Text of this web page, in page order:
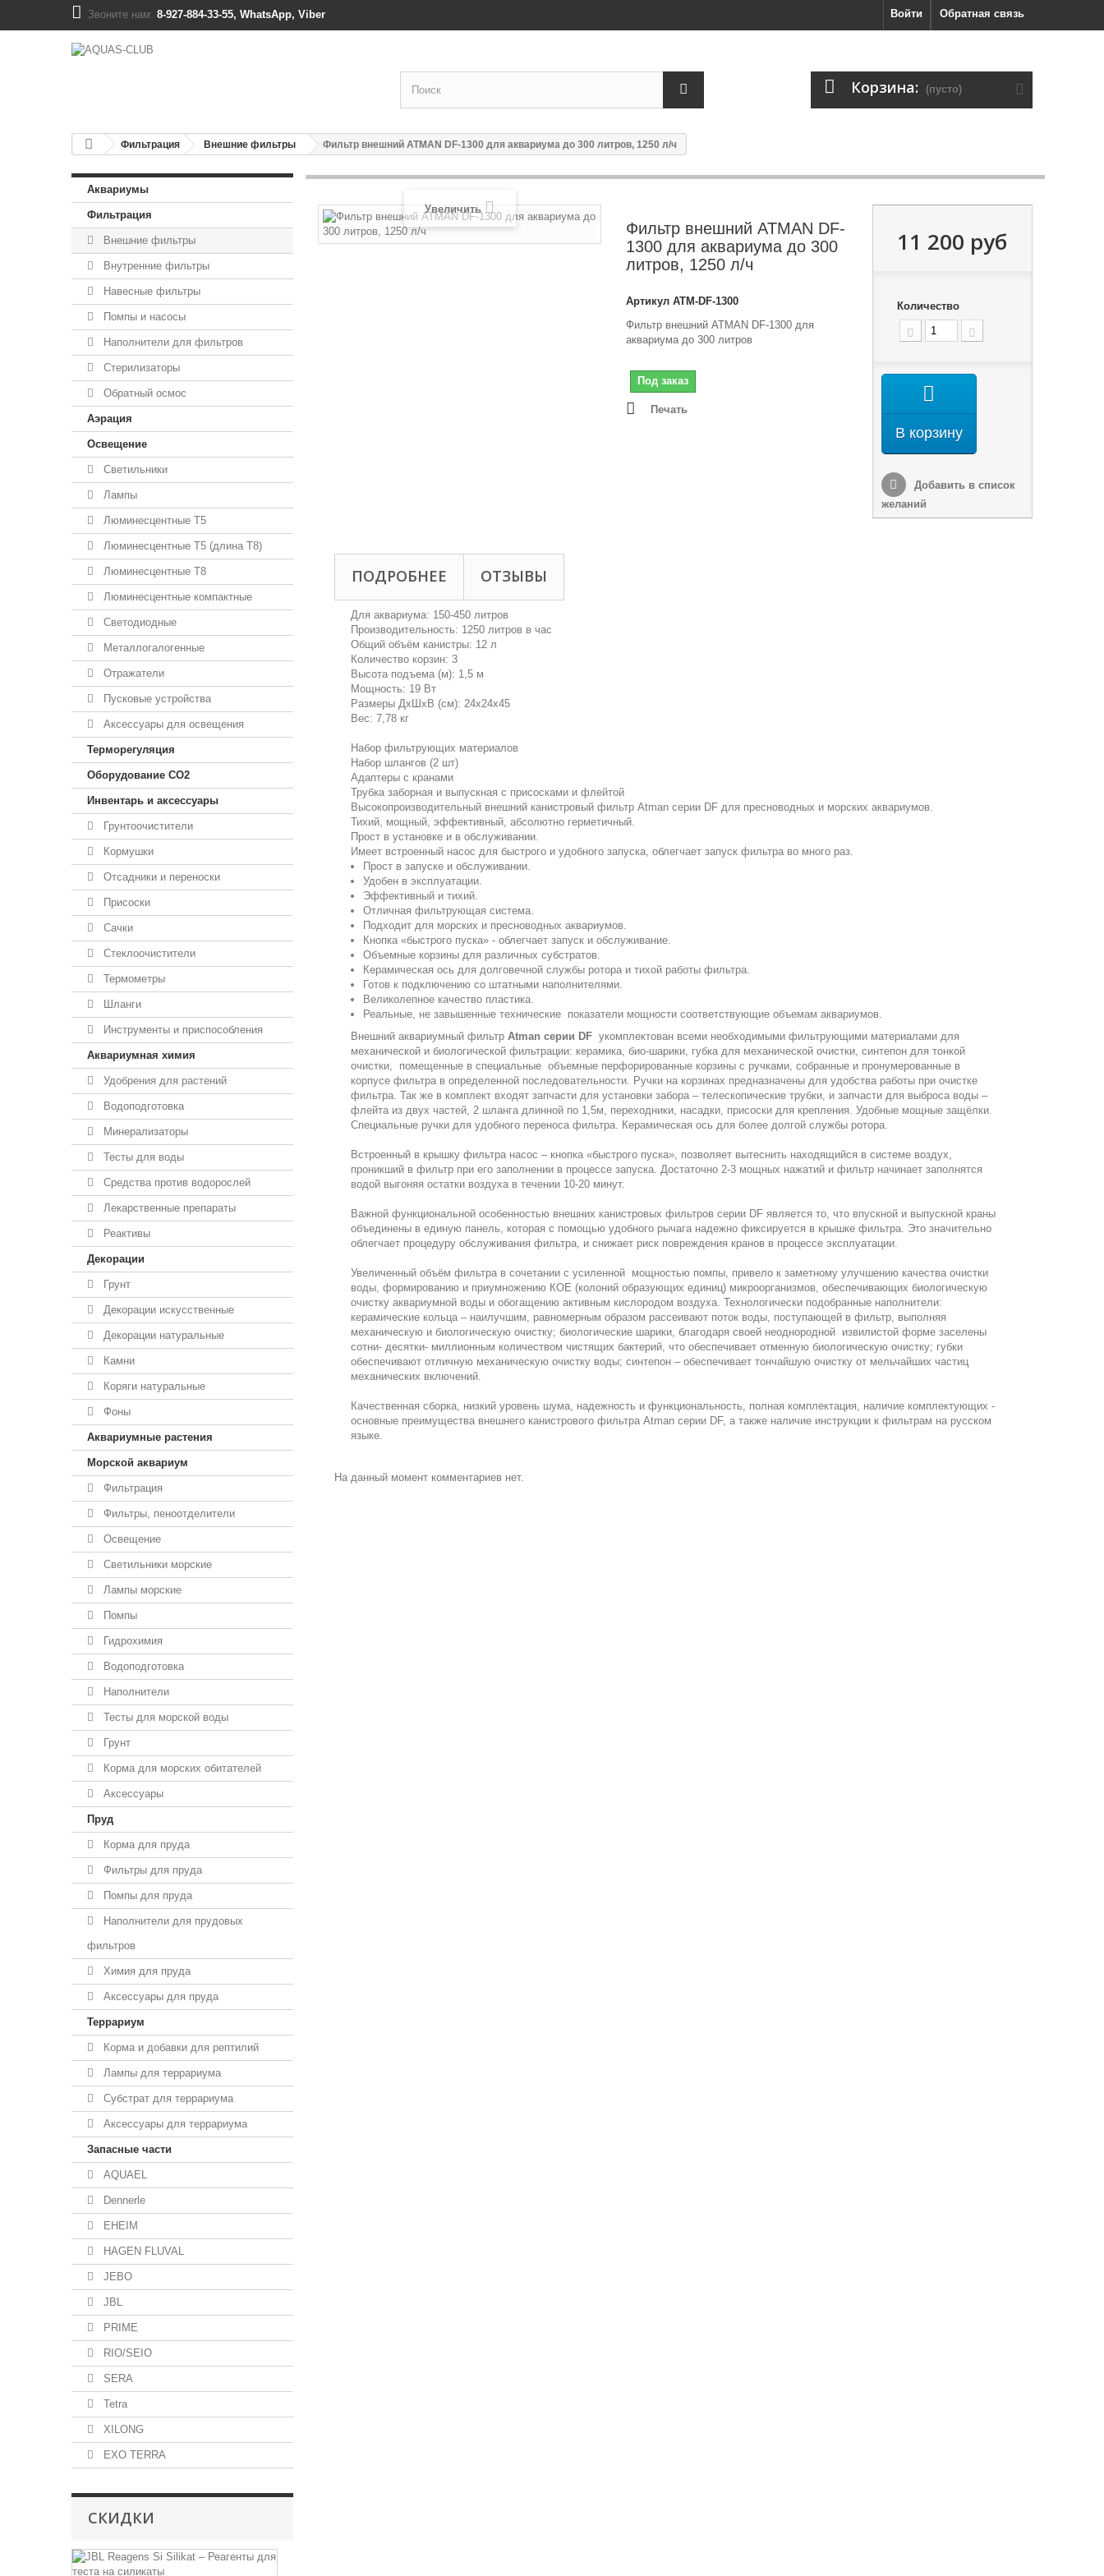
Обратная связь
Звоните нам: 8-927-884-33-55, WhatsApp, Viber Войти
Корзина: (пусто)
Фильтрация Внешние фильтры Фильтр внешний ATMAN DF-1300 для аквариума до 300 литров, 1250 л/ч
Аквариумы
Фильтрация
Внешние фильтры
Внутренние фильтры
Навесные фильтры
Помпы и насосы
Наполнители для фильтров
Стерилизаторы
Обратный осмос
Аэрация
Освещение
Светильники
Лампы
Люминесцентные T5
Люминесцентные T5 (длина T8)
Люминесцентные T8
Люминесцентные компактные
Светодиодные
Металлогалогенные
Отражатели
Пусковые устройства
Аксессуары для освещения
Терморегуляция
Оборудование CO2
Инвентарь и аксессуары
Грунтоочистители
Кормушки
Отсадники и переноски
Присоски
Сачки
Стеклоочистители
Термометры
Шланги
Инструменты и приспособления
Аквариумная химия
Удобрения для растений
Водоподготовка
Минерализаторы
Тесты для воды
Средства против водорослей
Лекарственные препараты
Реактивы
Декорации
Грунт
Декорации искусственные
Декорации натуральные
Камни
Коряги натуральные
Фоны
Аквариумные растения
Морской аквариум
Фильтрация
Фильтры, пеноотделители
Освещение
Светильники морские
Лампы морские
Помпы
Гидрохимия
Водоподготовка
Наполнители
Тесты для морской воды
Грунт
Корма для морских обитателей
Аксессуары
Пруд
Корма для пруда
Фильтры для пруда
Помпы для пруда
Наполнители для прудовых
фильтров
Химия для пруда
Аксессуары для пруда
Террариум
Корма и добавки для рептилий
Лампы для террариума
Субстрат для террариума
Аксессуары для террариума
Запасные части
AQUAEL
Dennerle
EHEIM
HAGEN FLUVAL
JEBO
JBL
PRIME
RIO/SEIO
SERA
Tetra
XILONG
EXO TERRA
СКИДКИ
Увеличить
Фильтр внешний ATMAN DF-
1300 для аквариума до 300
литров, 1250 л/ч
Артикул ATM-DF-1300
Фильтр внешний ATMAN DF-1300 для
аквариума до 300 литров
Под заказ
Печать
11 200 руб
Количество
В корзину
Добавить в список
желаний
ПОДРОБНЕЕ ОТЗЫВЫ
Для аквариума: 150-450 литров
Производительность: 1250 литров в час
Общий объём канистры: 12 л
Количество корзин: 3
Высота подъема (м): 1,5 м
Мощность: 19 Вт
Размеры ДxШxВ (см): 24x24x45
Вес: 7,78 кг
Набор фильтрующих материалов
Набор шлангов (2 шт)
Адаптеры с кранами
Трубка заборная и выпускная с присосками и флейтой
Высокопроизводительный внешний канистровый фильтр Atman серии DF для пресноводных и морских аквариумов.
Тихий, мощный, эффективный, абсолютно герметичный.
Прост в установке и в обслуживании.
Имеет встроенный насос для быстрого и удобного запуска, облегчает запуск фильтра во много раз.
Прост в запуске и обслуживании.
Удобен в эксплуатации.
Эффективный и тихий.
Отличная фильтрующая система.
Подходит для морских и пресноводных аквариумов.
Кнопка «быстрого пуска» - облегчает запуск и обслуживание.
Объемные корзины для различных субстратов.
Керамическая ось для долговечной службы ротора и тихой работы фильтра.
Готов к подключению со штатными наполнителями.
Великолепное качество пластика.
Реальные, не завышенные технические показатели мощности соответствующие объемам аквариумов.
Внешний аквариумный фильтр Atman серии DF укомплектован всеми необходимыми фильтрующими материалами для
механической и биологической фильтрации: керамика, био-шарики, губка для механической очистки, синтепон для тонкой
очистки, помещенные в специальные объемные перфорированные корзины с ручками, собранные и пронумерованные в
корпусе фильтра в определенной последовательности. Ручки на корзинах предназначены для удобства работы при очистке
фильтра. Так же в комплект входят запчасти для установки забора – телескопические трубки, и запчасти для выброса воды –
флейта из двух частей, 2 шланга длинной по 1,5м, переходники, насадки, присоски для крепления. Удобные мощные защёлки.
Специальные ручки для удобного переноса фильтра. Керамическая ось для более долгой службы ротора.
Встроенный в крышку фильтра насос – кнопка «быстрого пуска», позволяет вытеснить находящийся в системе воздух,
проникший в фильтр при его заполнении в процессе запуска. Достаточно 2-3 мощных нажатий и фильтр начинает заполнятся
водой выгоняя остатки воздуха в течении 10-20 минут.
Важной функциональной особенностью внешних канистровых фильтров серии DF является то, что впускной и выпускной краны
объединены в единую панель, которая с помощью удобного рычага надежно фиксируется в крышке фильтра. Это значительно
облегчает процедуру обслуживания фильтра, и снижает риск повреждения кранов в процессе эксплуатации.
Увеличенный объём фильтра в сочетании с усиленной мощностью помпы, привело к заметному улучшению качества очистки
воды, формированию и приумножению КОЕ (колоний образующих единиц) микроорганизмов, обеспечивающих биологическую
очистку аквариумной воды и обогащению активным кислородом воздуха. Технологически подобранные наполнители:
керамические кольца – наилучшим, равномерным образом рассеивают поток воды, поступающей в фильтр, выполняя
механическую и биологическую очистку; биологические шарики, благодаря своей неоднородной извилистой форме заселены
сотни- десятки- миллионным количеством чистящих бактерий, что обеспечивает отменную биологическую очистку; губки
обеспечивают отличную механическую очистку воды; синтепон – обеспечивает тончайшую очистку от мельчайших частиц
механических включений.
Качественная сборка, низкий уровень шума, надежность и функциональность, полная комплектация, наличие комплектующих -
основные преимущества внешнего канистрового фильтра Atman серии DF, а также наличие инструкции к фильтрам на русском
языке.
На данный момент комментариев нет.